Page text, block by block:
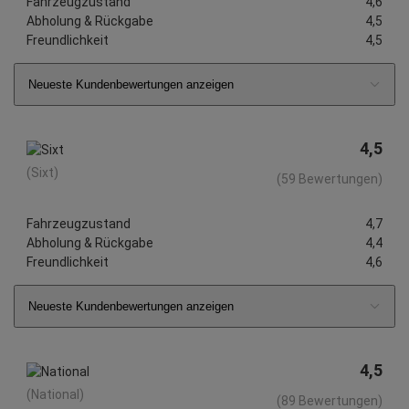
Abholung & Rückgabe
4,5
Freundlichkeit
4,5
Neueste Kundenbewertungen anzeigen
(Sixt)
4,5
(59 Bewertungen)
Fahrzeugzustand
4,7
Abholung & Rückgabe
4,4
Freundlichkeit
4,6
Neueste Kundenbewertungen anzeigen
(National)
4,5
(89 Bewertungen)